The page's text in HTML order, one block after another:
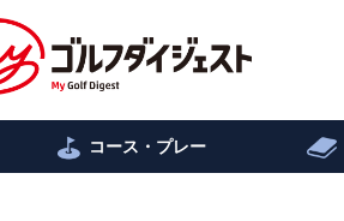
コース・プレー